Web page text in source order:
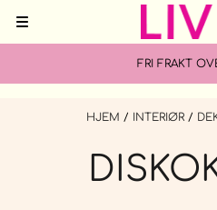
Hopp til innhold
FRI FRAKT
HJEM / INTERIØR /